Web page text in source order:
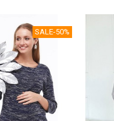
SALE-50%